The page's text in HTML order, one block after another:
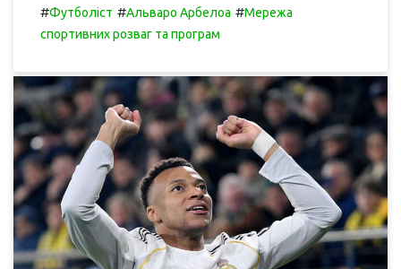
#Футболіст #Альваро Арбелоа #Мережа
спортивних розваг та програм